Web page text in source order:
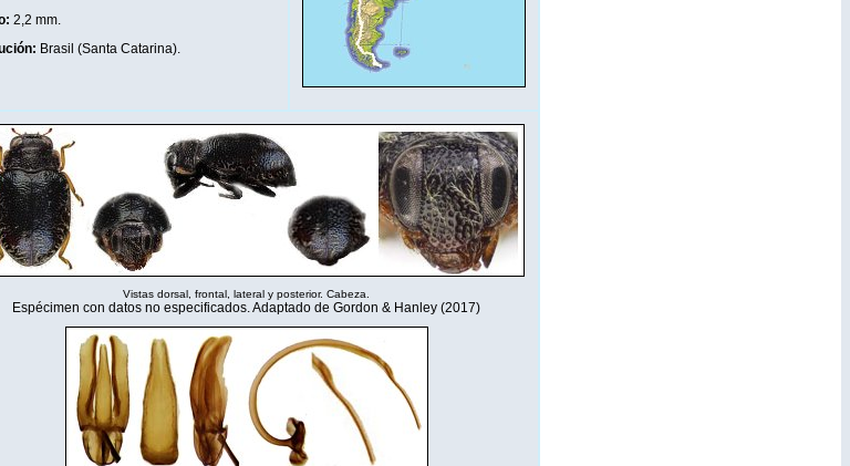
2,2 mm.
: Brasil (Santa Catarina).
Vistas dorsal, frontal, lateral y posterior. Cabeza.
Espécimen con datos no especificados. Adaptado de Gordon & Hanley (2017)